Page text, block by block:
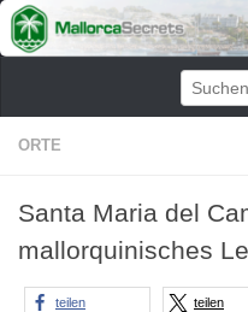
Zum Inhalt springen
ORTE
Santa Maria del
mallorquinisches
teilen teilen